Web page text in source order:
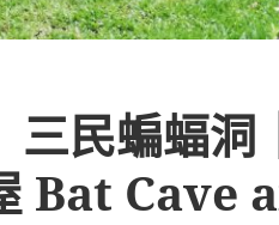
三民蝙蝠洞
Bat Cave